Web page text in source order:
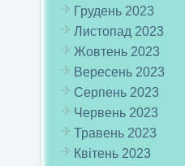
Грудень 2023
Листопад 2023
Жовтень 2023
Вересень 2023
Серпень 2023
Червень 2023
Травень 2023
Квітень 2023